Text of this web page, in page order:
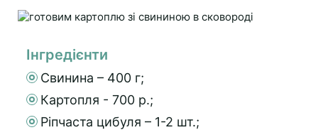
Інгредієнти
Свинина – 400 г;
Картопля - 700 р.;
Ріпчаста цибуля – 1-2 шт.;